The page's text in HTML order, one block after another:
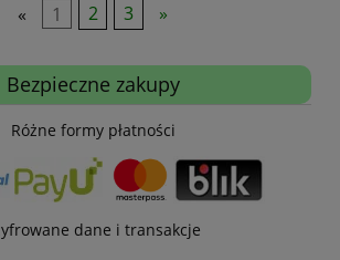
« 1 2 3 »
Bezpieczne zakupy
Różne formy płatności
dane i transakcje